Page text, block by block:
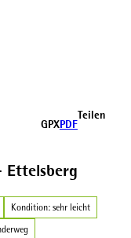
GPXPDF
Teilen
Ettelsberg
Kondition: sehr leicht